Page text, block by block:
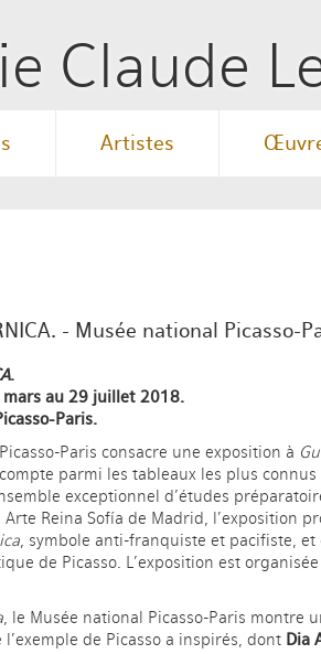
Claude
Artistes
- Musée national Picasso-
.
mars au 29 juillet 2018.
Paris.
Paris consacre une exposition à
parmi les tableaux les plus connus
exceptionnel d’études
Arte Reina Sofía de Madrid, l’exposition
, symbole anti-franquiste et pacifiste,
de Picasso. L’exposition est
, le Musée national Picasso-Paris montre
de Picasso a inspirés, dont Dia